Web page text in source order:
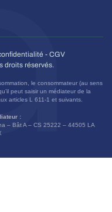
- CGV
droits réservés.
le consommateur (au sens
peut saisir un médiateur de la
articles L 611-1 et suivants.
:
– Bât A – CS 25222 – 44505 LA